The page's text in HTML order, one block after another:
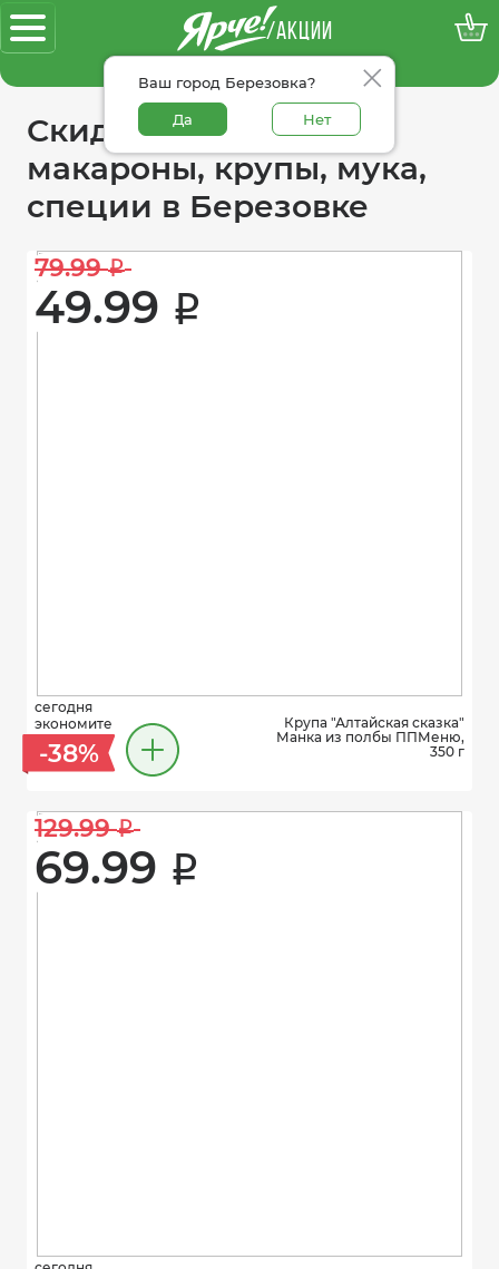
/АКЦИИ
Ваш город Березовка?
Да Нет
100% достоверные акции
Скидки в категории
макароны, крупы, мука,
специи в Березовке
79.99 i
49.99 i
сегодня
экономите
-38%
Крупа "Алтайская сказка"
Манка из полбы ППМеню,
350 г
129.99 i
69.99 i